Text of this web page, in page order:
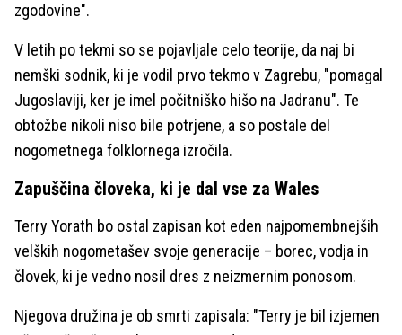
zgodovine".
V letih po tekmi so se pojavljale celo teorije, da naj bi
nemški sodnik, ki je vodil prvo tekmo v Zagrebu, "pomagal
Jugoslaviji, ker je imel počitniško hišo na Jadranu". Te
obtožbe nikoli niso bile potrjene, a so postale del
nogometnega folklornega izročila.
Zapuščina človeka, ki je dal vse za Wales
Terry Yorath bo ostal zapisan kot eden najpomembnejših
velških nogometašev svoje generacije – borec, vodja in
človek, ki je vedno nosil dres z neizmernim ponosom.
Njegova družina je ob smrti zapisala: "Terry je bil izjemen